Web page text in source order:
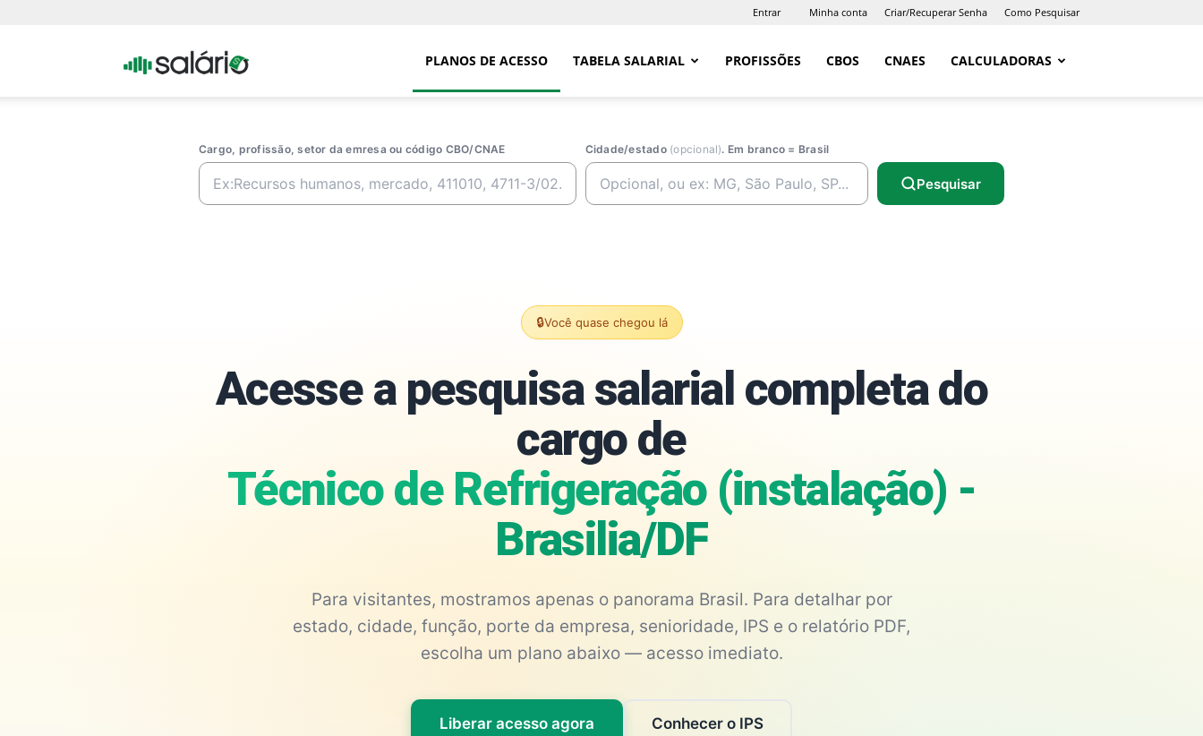
Entrar Minha conta Criar/Recuperar Senha Como Pesquisar
Portal PLANOS DE ACESSO TABELA SALARIAL PROFISSÕES CBOS CNAES CALCULADORAS
Cargo, profissão, setor da emresa ou código CBO/CNAE Cidade/estado (opcional). Em branco = Brasil
Pesquisar
🔒Você quase chegou lá
Acesse a pesquisa salarial completa do
cargo de
Técnico de Refrigeração (instalação) -
Brasilia/DF
Para visitantes, mostramos apenas o panorama Brasil. Para detalhar por
estado, cidade, função, porte da empresa, senioridade, IPS e o relatório PDF,
escolha um plano abaixo — acesso imediato.
Liberar acesso agora Conhecer o IPS